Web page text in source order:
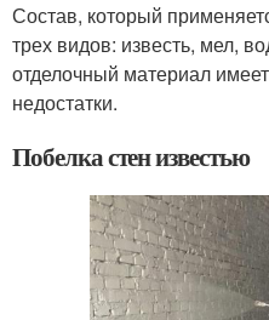
Состав, который
трех видов: известь, мел,
отделочный материал
недостатки.
Побелка стен известью